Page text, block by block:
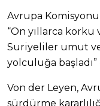
Avrupa Komisyonu
“On yıllarca korku
Suriyeliler umut
yolculuğa başladı”
Von der Leyen,
sürdürme